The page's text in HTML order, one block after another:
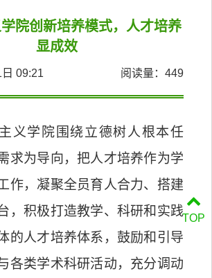
院创新培养模式，人才培养
显成效
21日 09:21 阅读量： 449
义学院围绕立德树人根本任
求为导向，把人才培养作为学
作，凝聚全员育人合力、搭建
，积极打造教学、科研和实践
的人才培养体系，鼓励和引导
各类学术科研活动，充分调动
TOP